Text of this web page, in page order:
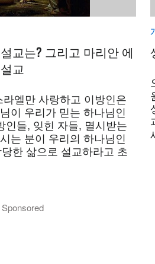
교는? 그리고 마리안 에
교
라엘만 사랑하고 이방인은
이 우리가 믿는 하나님인
인들, 잊힌 자들, 멸시받는
는 분이 우리의 하나님인
한 삶으로 설교하라고 초
Sponsored